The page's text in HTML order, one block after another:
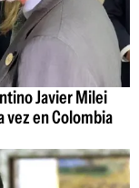
Javier Milei
vez en Colombia